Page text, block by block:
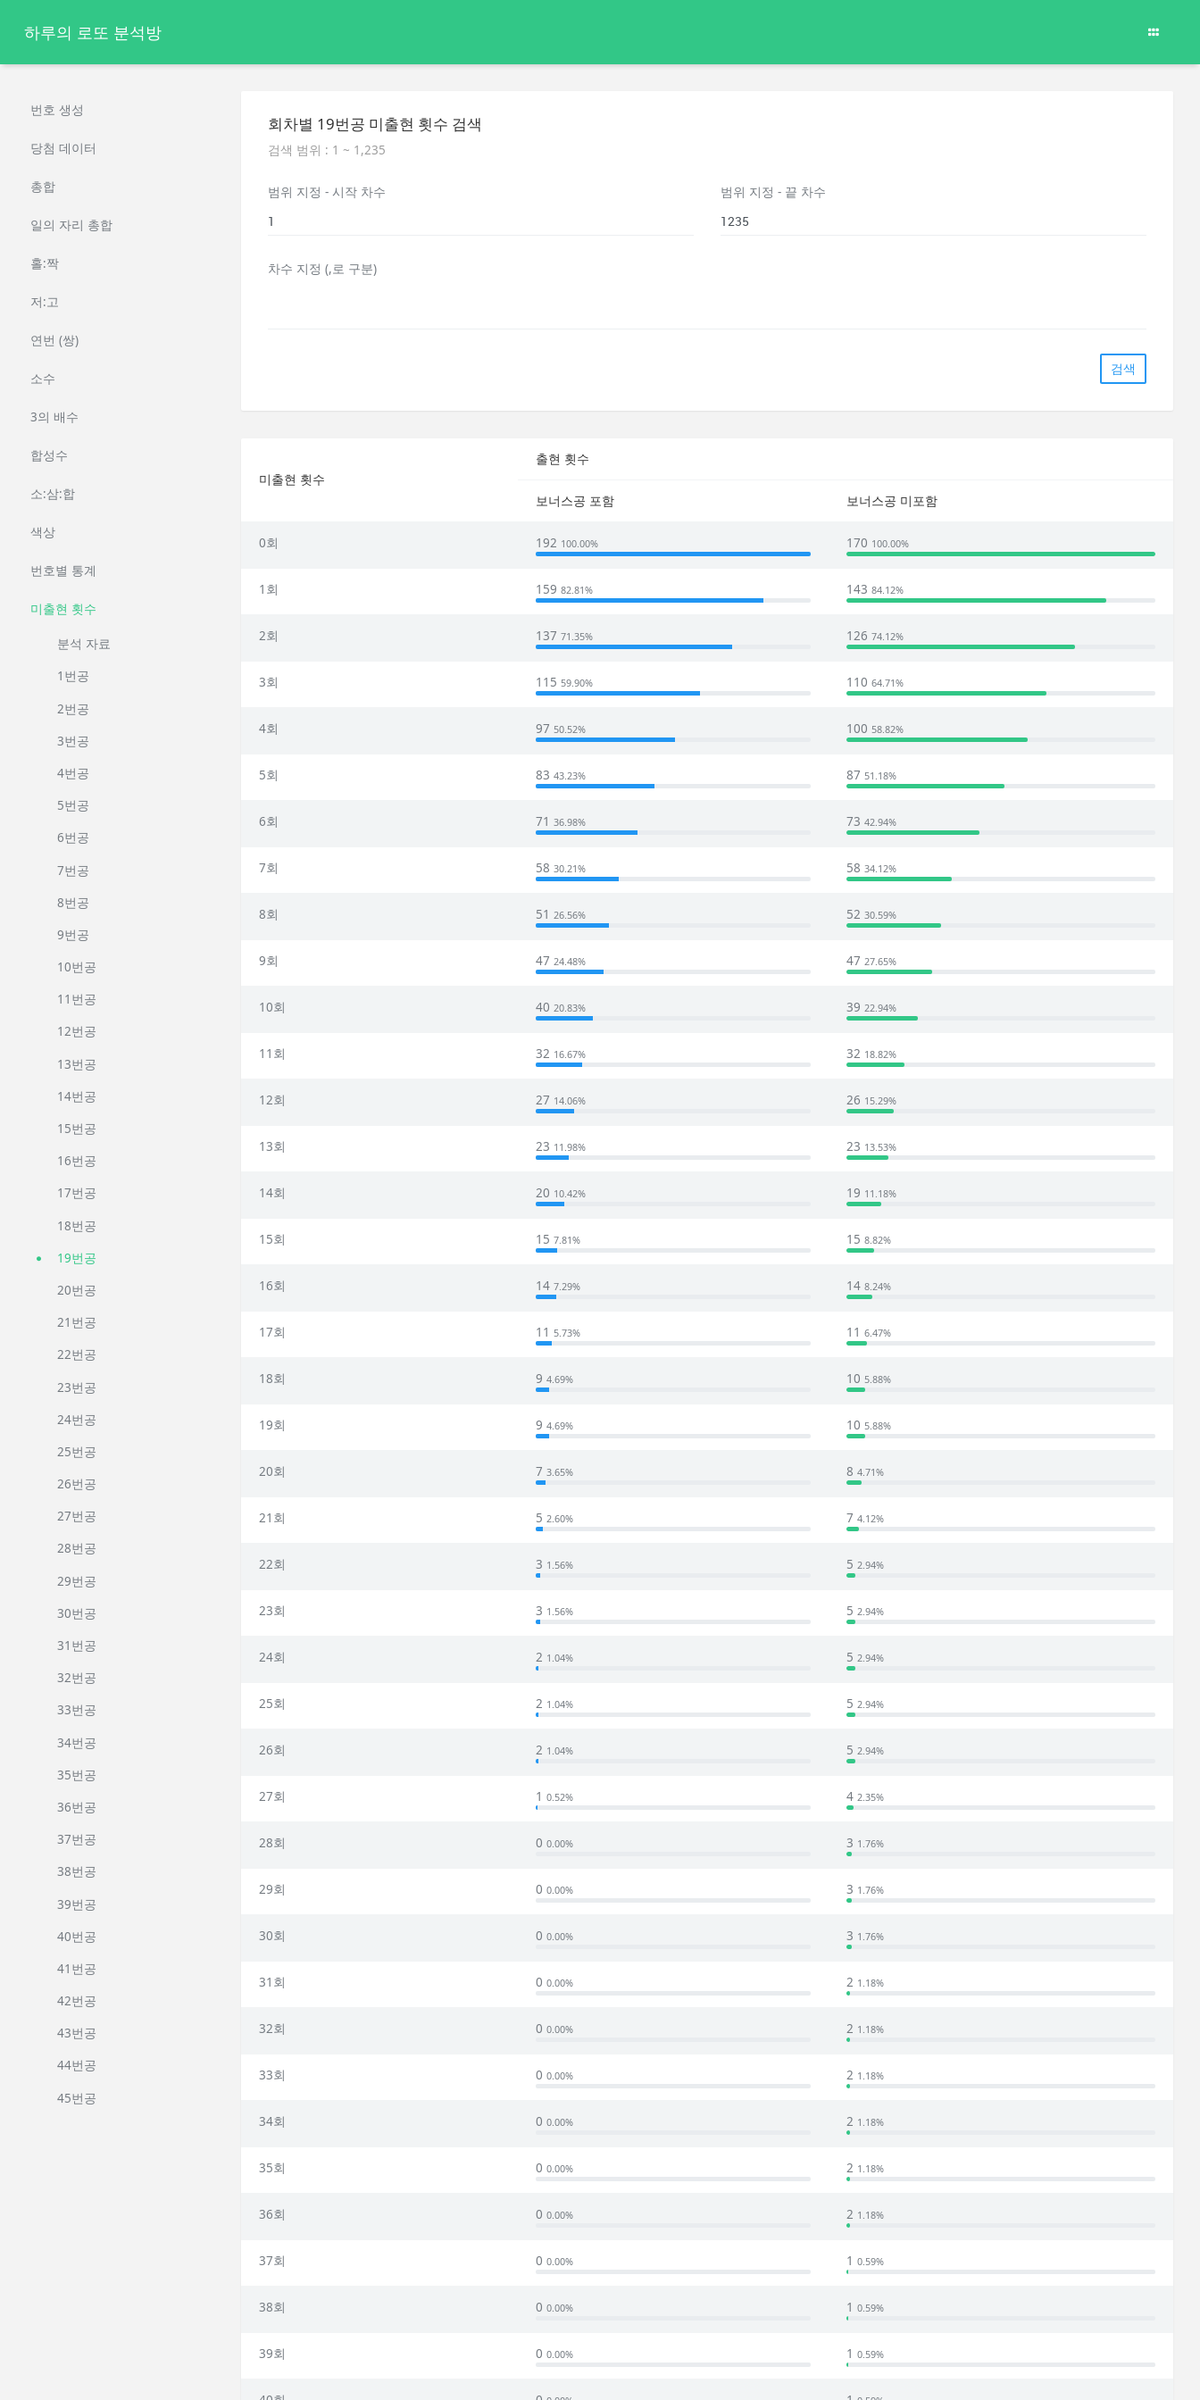
하루의 로또 분석방
번호 생성
당첨 데이터
총합
일의 자리 총합
홀:짝
저:고
연번 (쌍)
소수
3의 배수
합성수
소:삼:합
색상
번호별 통계
미출현 횟수
분석 자료
1번공
2번공
3번공
4번공
5번공
6번공
7번공
8번공
9번공
10번공
11번공
12번공
13번공
14번공
15번공
16번공
17번공
18번공
19번공
20번공
21번공
22번공
23번공
24번공
25번공
26번공
27번공
28번공
29번공
30번공
31번공
32번공
33번공
34번공
35번공
36번공
37번공
38번공
39번공
40번공
41번공
42번공
43번공
44번공
45번공
회차별 19번공 미출현 횟수 검색
검색 범위 : 1 ~ 1,235
범위 지정 - 시작 차수 범위 지정 - 끝 차수
차수 지정 (,로 구분)
검색
미출현 횟수
출현 횟수
보너스공 포함 보너스공 미포함
0회 192 100.00% 170 100.00%
1회 15982.81% 14384.12%
2회 13771.35% 12674.12%
3회 11559.90% 11064.71%
4회 9750.52% 10058.82%
5회 8343.23% 8751.18%
6회 7136.98% 7342.94%
7회 5830.21% 5834.12%
8회 5126.56% 5230.59%
9회 4724.48% 4727.65%
10회 4020.83% 3922.94%
11회 32 16.67% 32 18.82%
12회 27 14.06% 26 15.29%
13회 23 11.98% 23 13.53%
14회 20 10.42% 19 11.18%
15회 157.81% 158.82%
16회 147.29% 148.24%
17회 115.73% 116.47%
18회 94.69% 105.88%
19회 94.69% 105.88%
20회 73.65% 84.71%
21회 52.60% 74.12%
22회 3 1.56% 52.94%
23회 3 1.56% 52.94%
24회 2 1.04% 52.94%
25회 2 1.04% 52.94%
26회 2 1.04% 52.94%
27회 10.52% 42.35%
28회 00.00% 3 1.76%
29회 00.00% 3 1.76%
30회 00.00% 3 1.76%
31회 00.00% 2 1.18%
32회 00.00% 2 1.18%
33회 00.00% 2 1.18%
34회 00.00% 2 1.18%
35회 00.00% 2 1.18%
36회 00.00% 2 1.18%
37회 00.00% 10.59%
38회 00.00% 10.59%
39회 00.00% 10.59%